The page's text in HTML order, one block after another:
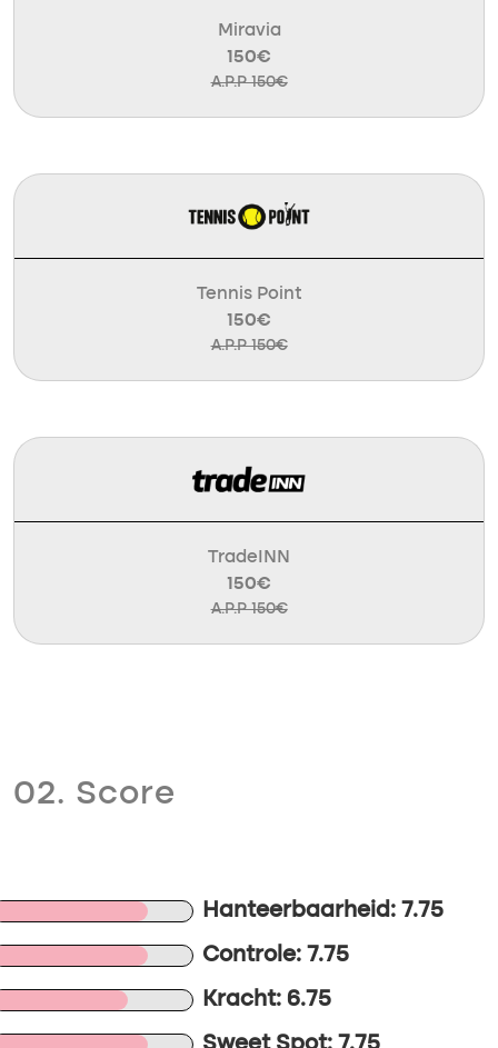
Miravia
150€
A.P.P 150€
Tennis Point
150€
A.P.P 150€
TradeINN
150€
A.P.P 150€
02. Score
Hanteerbaarheid: 7.75
Controle: 7.75
Kracht: 6.75